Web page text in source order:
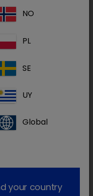
de lantânio,
de fósforo,
de
que
pelos tutores
polvilhada na
Europe for
NO
PL
SE
UY
Global
your country